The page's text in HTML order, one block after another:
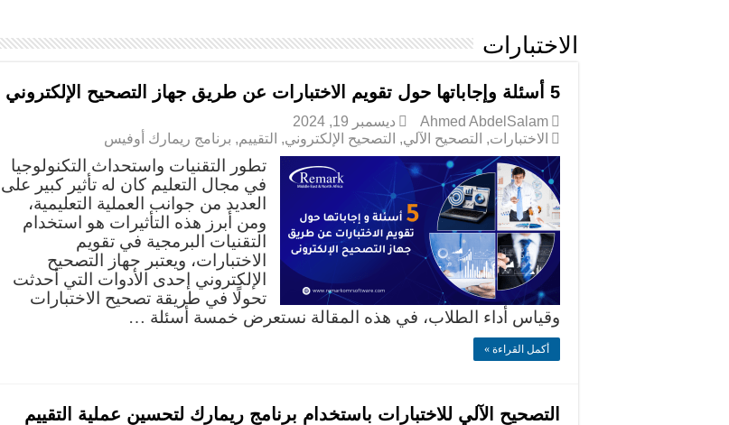
الاختبارات
5 أسئلة وإجاباتها حول تقويم الاختبارات عن طريق جهاز التصحيح الإلكتروني
Ahmed AbdelSalam
ديسمبر 19, 2024
الاختبارات, التصحيح الآلي, التصحيح الإلكتروني, التقييم, برنامج ريمارك أوفيس
تطور التقنيات واستحداث التكنولوجيا
في مجال التعليم كان له تأثير كبير على
العديد من جوانب العملية التعليمية،
ومن أبرز هذه التأثيرات هو استخدام
التقنيات البرمجية في تقويم
الاختبارات، ويعتبر جهاز التصحيح
الإلكتروني إحدى الأدوات التي أحدثت
تحولًا في طريقة تصحيح الاختبارات
وقياس أداء الطلاب، في هذه المقالة نستعرض خمسة أسئلة …
أكمل القراءة »
التصحيح الآلي للاختبارات باستخدام برنامج ريمارك لتحسين عملية التقييم